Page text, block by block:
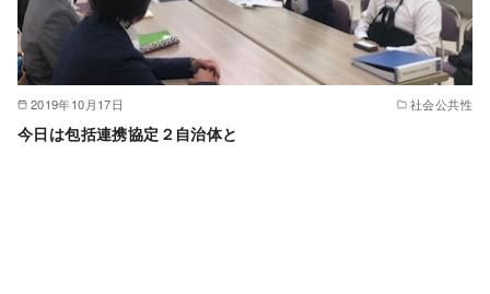
2019年10月17日 社会公共性
今日は包括連携協定２自治体と